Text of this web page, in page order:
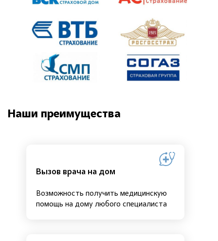
Наши преимущества
Вызов врача на дом
Возможность получить медицинскую
помощь на дому любого специалиста